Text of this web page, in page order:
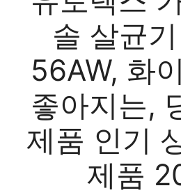
솔 살균
56AW, 화
좋아지는,
제품 인기
제품